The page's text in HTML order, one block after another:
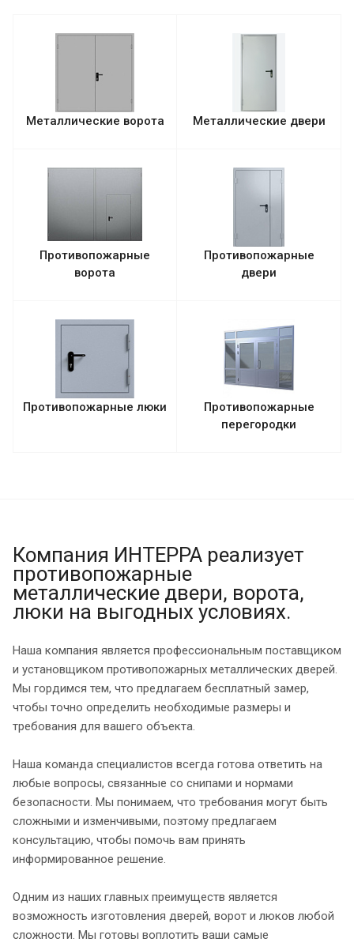
Металлические ворота Металлические двери
Противопожарные
ворота
Противопожарные
двери
Противопожарные люки
Противопожарные
перегородки
Компания ИНТЕРРА реализует
противопожарные
металлические двери, ворота,
люки на выгодных условиях.
Наша компания является профессиональным поставщиком
и установщиком противопожарных металлических дверей.
Мы гордимся тем, что предлагаем бесплатный замер,
чтобы точно определить необходимые размеры и
требования для вашего объекта.
Наша команда специалистов всегда готова ответить на
любые вопросы, связанные со снипами и нормами
безопасности. Мы понимаем, что требования могут быть
сложными и изменчивыми, поэтому предлагаем
консультацию, чтобы помочь вам принять
информированное решение.
Одним из наших главных преимуществ является
возможность изготовления дверей, ворот и люков любой
сложности. Мы готовы воплотить ваши самые